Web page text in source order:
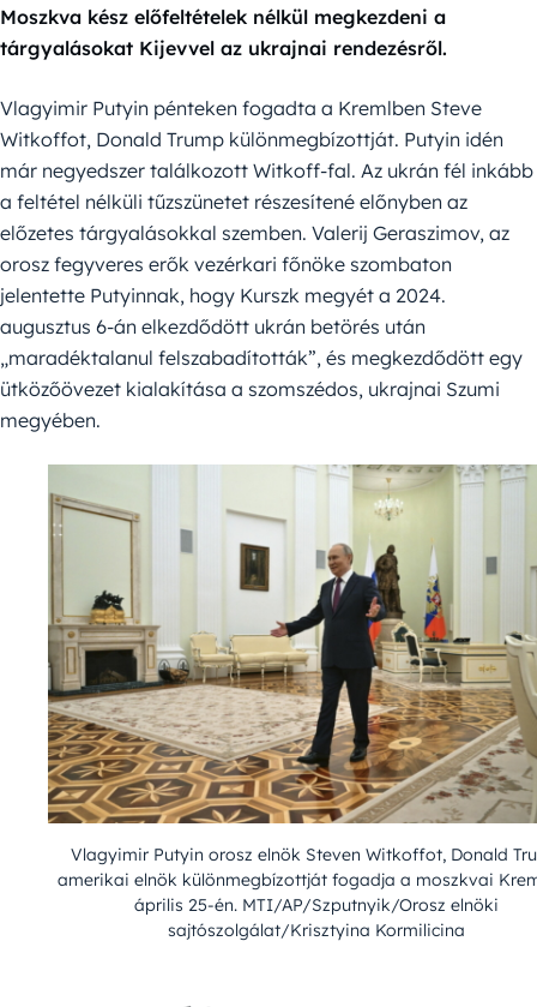
Moszkva kész előfeltételek nélkül megkezdeni a
tárgyalásokat Kijevvel az ukrajnai rendezésről.
Vlagyimir Putyin pénteken fogadta a Kremlben Steve
Witkoffot, Donald Trump különmegbízottját. Putyin idén
már negyedszer találkozott Witkoff-fal. Az ukrán fél inkább
a feltétel nélküli tűzszünetet részesítené előnyben az
előzetes tárgyalásokkal szemben. Valerij Geraszimov, az
orosz fegyveres erők vezérkari főnöke szombaton
jelentette Putyinnak, hogy Kurszk megyét a 2024.
augusztus 6-án elkezdődött ukrán betörés után
„maradéktalanul felszabadították”, és megkezdődött egy
ütközőövezet kialakítása a szomszédos, ukrajnai Szumi
megyében.
Vlagyimir Putyin orosz elnök Steven Witkoffot, Donald
amerikai elnök különmegbízottját fogadja a moszkvai
április 25-én. MTI/AP/Szputnyik/Orosz elnöki
sajtószolgálat/Krisztyina Kormilicina